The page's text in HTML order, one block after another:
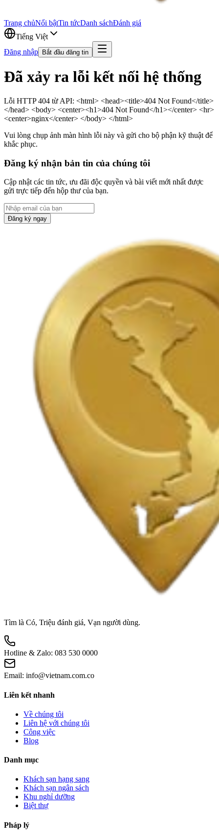
Trang chủNổi bậtTin tứcDanh sáchĐánh giá
Tiếng Việt
Đăng nhập
Bắt đầu đăng tin
Đã xảy ra lỗi kết nối hệ thống
Lỗi HTTP 404 từ API: <html> <head><title>404 Not Found</title>
</head> <body> <center><h1>404 Not Found</h1></center> <hr>
<center>nginx</center> </body> </html>
Vui lòng chụp ảnh màn hình lỗi này và gửi cho bộ phận kỹ thuật để
khắc phục.
Đăng ký nhận bản tin của chúng tôi
Cập nhật các tin tức, ưu đãi độc quyền và bài viết mới nhất được
gửi trực tiếp đến hộp thư của bạn.
Đăng ký ngay
Tìm là Có, Triệu đánh giá, Vạn người dùng.
Hotline & Zalo: 083 530 0000
Email: info@vietnam.com.co
Liên kết nhanh
Về chúng tôi
Liên hệ với chúng tôi
Công việc
Blog
Danh mục
Khách sạn hạng sang
Khách sạn ngân sách
Khu nghỉ dưỡng
Biệt thự
Pháp lý